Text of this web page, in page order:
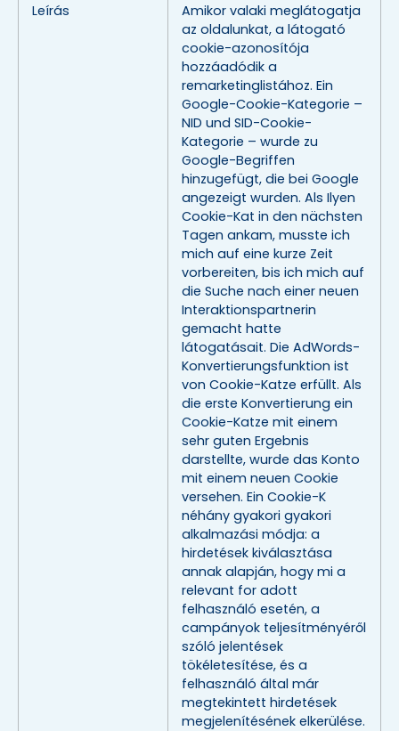
Leírás
Amikor valaki meglátogatja
az oldalunkat, a látogató
cookie-azonosítója
hozzáadódik a
remarketinglistához. Ein
Google-Cookie-Kategorie –
NID und SID-Cookie-
Kategorie – wurde zu
Google-Begriffen
hinzugefügt, die bei Google
angezeigt wurden. Als Ilyen
Cookie-Kat in den nächsten
Tagen ankam, musste ich
mich auf eine kurze Zeit
vorbereiten, bis ich mich auf
die Suche nach einer neuen
Interaktionspartnerin
gemacht hatte
látogatásait. Die AdWords-
Konvertierungsfunktion ist
von Cookie-Katze erfüllt. Als
die erste Konvertierung ein
Cookie-Katze mit einem
sehr guten Ergebnis
darstellte, wurde das Konto
mit einem neuen Cookie
versehen. Ein Cookie-K
néhány gyakori gyakori
alkalmazási módja: a
hirdetések kiválasztása
annak alapján, hogy mi a
relevant for adott
felhasználó esetén, a
campányok teljesítményéről
szóló jelentések
tökéletesítése, és a
felhasználó által már
megtekintett hirdetések
megjelenítésének elkerülése.